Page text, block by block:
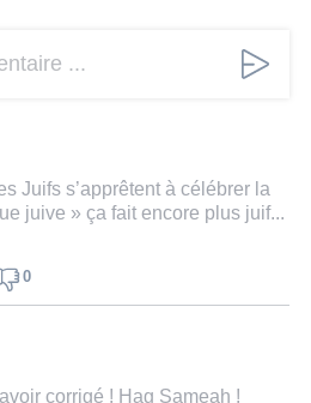
...
Juifs s’apprêtent à célébrer la
juive » ça fait encore plus juif...
0
corrigé ! Hag Sameah !